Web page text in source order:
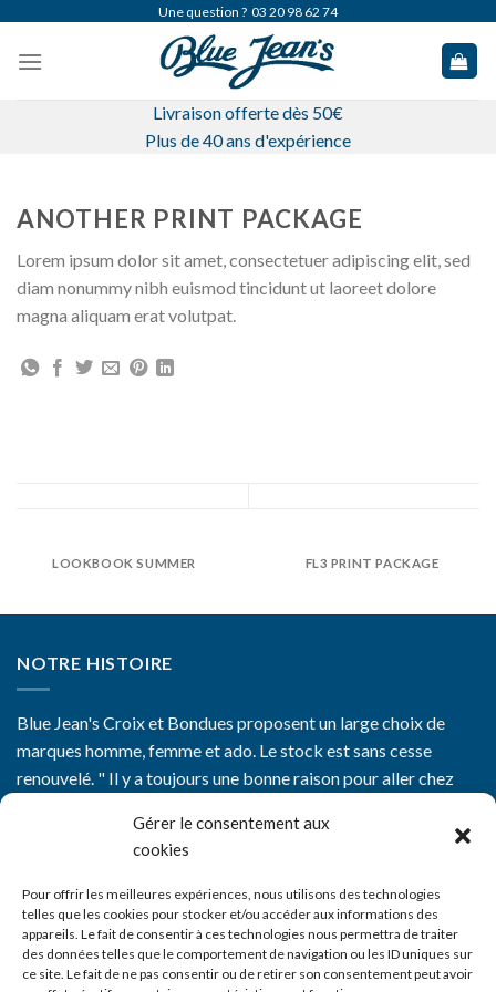
Gérer le consentement aux
cookies
Pour offrir les meilleures expériences, nous utilisons des technologies
telles que les cookies pour stocker et/ou accéder aux informations des
appareils. Le fait de consentir à ces technologies nous permettra de traiter
des données telles que le comportement de navigation ou les ID uniques sur
ce site. Le fait de ne pas consentir ou de retirer son consentement peut avoir
content
Une question ? 03 20 98 62 74
Livraison offerte dès 50€
Plus de 40 ans d'expérience
ANOTHER PRINT PACKAGE
Lorem ipsum dolor sit amet, consectetuer adipiscing elit, sed
diam nonummy nibh euismod tincidunt ut laoreet dolore
magna aliquam erat volutpat.
LOOKBOOK SUMMER FL3 PRINT PACKAGE
NOTRE HISTOIRE
Blue Jean's Croix et Bondues proposent un large choix de
marques homme, femme et ado. Le stock est sans cesse
renouvelé. " Il y a toujours une bonne raison pour aller chez
CGV
Mentions Légales